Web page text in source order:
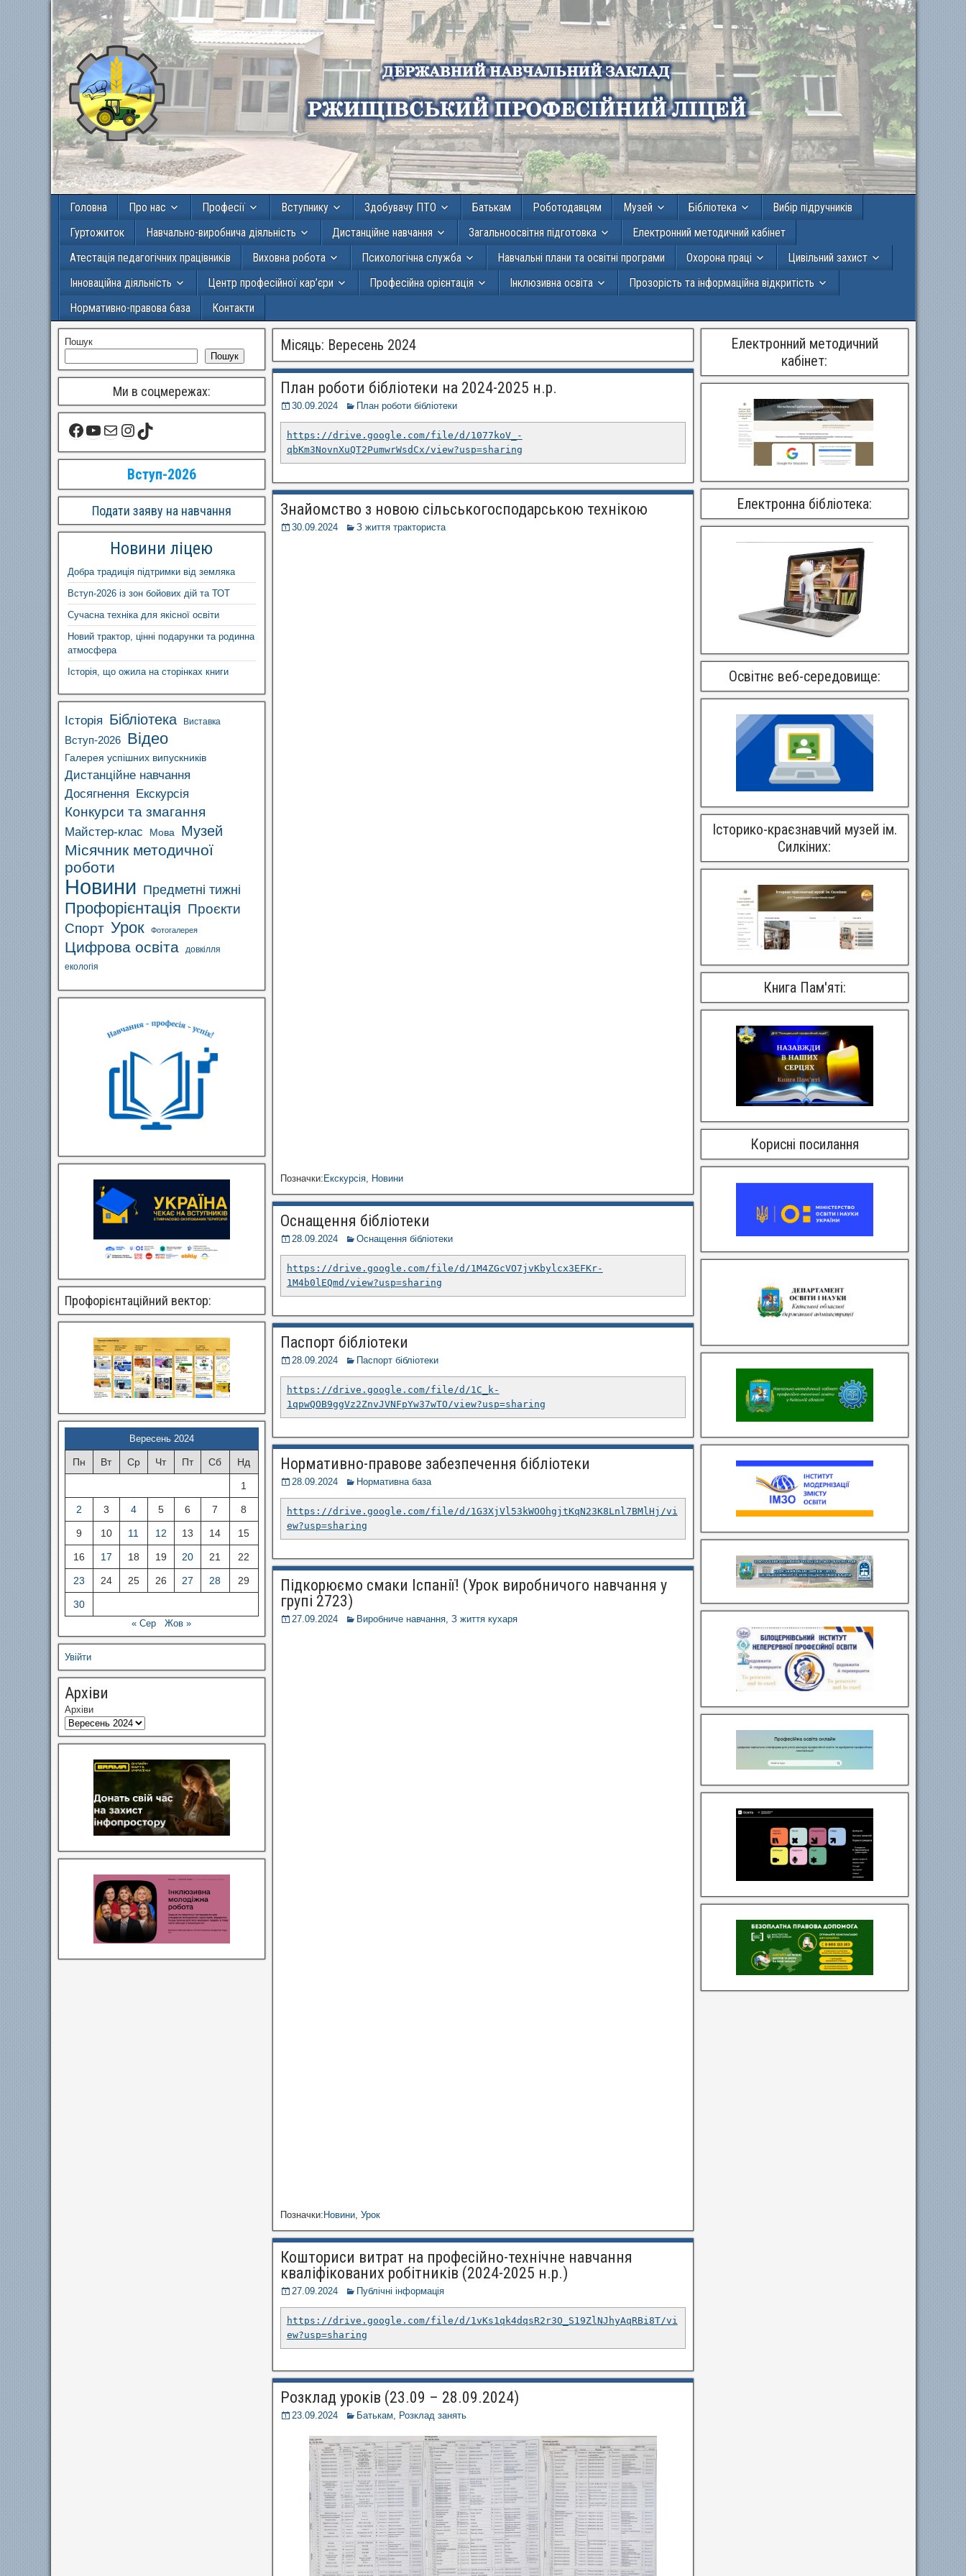
Головна Про нас Професії Вступнику Здобувачу ПТО Батькам Роботодавцям Музей Бібліотека
Вибір підручників
Гуртожиток
Навчально-виробнича діяльність Дистанційне навчання Загальноосвітня підготовка
Електронний методичний кабінет
Атестація педагогічних працівників
Виховна робота Психологічна служба Навчальні плани та освітні програми Охорона праці
Цивільний захист
Інноваційна діяльність
Центр професійної кар’єри Професійна орієнтація Інклюзивна освіта
Прозорість та інформаційна відкритість
Нормативно-правова база
Контакти
Місяць: Вересень 2024
План роботи бібліотеки на 2024-2025 н.р.
30.09.2024 План роботи бібліотеки
https://drive.google.com/file/d/1077koV_-
qbKm3NovnXuQT2PumwrWsdCx/view?usp=sharing
Знайомство з новою сільськогосподарською технікою
30.09.2024 З життя тракториста
Позначки: Екскурсія, Новини
Оснащення бібліотеки
28.09.2024 Оснащення бібліотеки
https://drive.google.com/file/d/1M4ZGcVO7jvKbylcx3EFKr-
1M4b0lEQmd/view?usp=sharing
Паспорт бібліотеки
28.09.2024 Паспорт бібліотеки
https://drive.google.com/file/d/1C_k-
1qpwQOB9ggVz2ZnvJVNFpYw37wTO/view?usp=sharing
Нормативно-правове забезпечення бібліотеки
28.09.2024 Нормативна база
https://drive.google.com/file/d/1G3XjVl53kWOOhgjtKqN23K8Lnl7BMlHj/vi
ew?usp=sharing
Підкорюємо смаки Іспанії! (Урок виробничого навчання у
групі 2723)
27.09.2024 Виробниче навчання, З життя кухаря
Позначки: Новини, Урок
Кошториси витрат на професійно-технічне навчання
кваліфікованих робітників (2024-2025 н.р.)
27.09.2024 Публічні інформація
https://drive.google.com/file/d/1vKs1qk4dqsR2r3O_S19ZlNJhyAqRBi8T/vi
ew?usp=sharing
Розклад уроків (23.09 – 28.09.2024)
23.09.2024 Батькам, Розклад занять
Пошук
Пошук
Ми в соцмережах:
Вступ-2026
Подати заяву на навчання
Новини ліцею
Добра традиція підтримки від земляка
Вступ-2026 із зон бойових дій та ТОТ
Сучасна техніка для якісної освіти
Новий трактор, цінні подарунки та родинна
атмосфера
Історія, що ожила на сторінках книги
Історія Бібліотека Виставка
Вступ-2026 Відео
Галерея успішних випускників
Дистанційне навчання
Досягнення Екскурсія
Конкурси та змагання
Майстер-клас Мова Музей
Місячник методичної
роботи
Новини Предметні тижні
Профорієнтація Проєкти
Спорт Урок Фотогалерея
Цифрова освіта
довкілля
екологія
Профорієнтаційний вектор:
Вересень 2024
Пн Вт Ср Чт Пт Сб Нд
1
2 3 4 5 6 7 8
9 10 11 12 13 14 15
16 17 18 19 20 21 22
23 24 25 26 27 28 29
30
« Сер Жов »
Увійти
Архіви
Архіви
Електронний методичний
кабінет:
Електронна бібліотека:
Освітнє веб-середовище:
Історико-краєзнавчий музей ім.
Силкіних:
Книга Пам'яті:
Корисні посилання